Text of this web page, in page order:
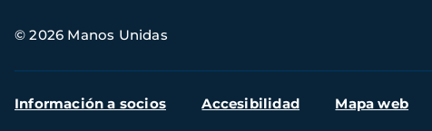
de
© 2026 Manos Unidas
Menú
Información a socios Accesibilidad Mapa web